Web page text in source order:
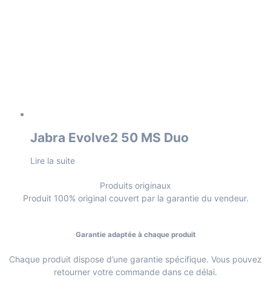
Jabra Evolve2 50 MS Duo
Lire la suite
Produits originaux
Produit 100% original couvert par la garantie du vendeur.
Garantie adaptée à chaque produit
Chaque produit dispose d’une garantie spécifique. Vous pouvez
retourner votre commande dans ce délai.